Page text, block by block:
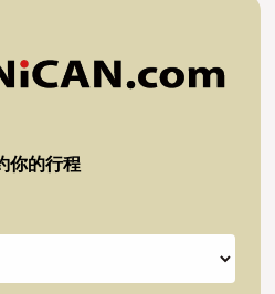
你的行程